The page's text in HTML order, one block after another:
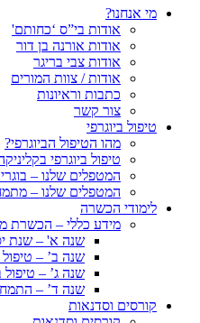
מי אנחנו?
אודות בי”ס ‘כחותם'
אודות אורנה בן דור
אודות צבי בריגר
אודות / צוות המורים
כתבות וראיונות
צור קשר
טיפול ביוגרפי
מהו הטיפול הביוגרפי?
טיפול ביוגרפי
המטפלים שלנו –
המטפלים שלנו –
לימודי הכשרה
מידע כללי – הכשרת
שנה א' – שנת
שנה ב’ –
שנה ג’ – טיפול
שנה ד’ –
קורסים וסדנאות